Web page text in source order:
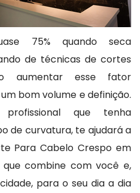
75% quando seca
de técnicas de cortes
aumentar esse fator
bom volume e definição.
que tenha
de curvatura, te ajudará a
Para Cabelo Crespo em
combine com você e,
para o seu dia a dia